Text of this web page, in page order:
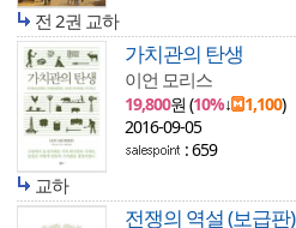
전 2권 교하
가치관의 탄생
이언 모리스
19,800원 (10%↓ 1,100)
2016-09-05
: 659
교하
전쟁의 역설 (보급판)